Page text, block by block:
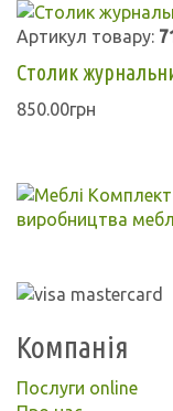
Артикул товару:
Столик
850.00грн
Компанія
Послуги online